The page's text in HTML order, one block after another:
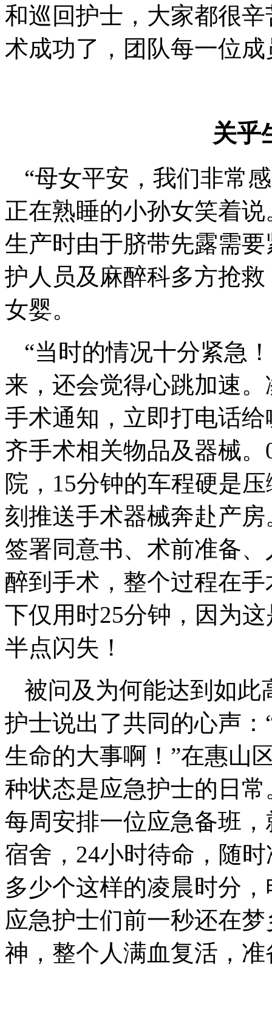
和巡回护士，大家都很
术成功了，团队每一位
关乎
“母女平安，我们非常
正在熟睡的小孙女笑着
生产时由于脐带先露需
护人员及麻醉科多方抢
女婴。
“当时的情况十分紧急
来，还会觉得心跳加速
手术通知，立即打电话
齐手术相关物品及器械
院，15分钟的车程硬是
刻推送手术器械奔赴产
签署同意书、术前准备
醉到手术，整个过程在
下仅用时25分钟，因为
半点闪失！
被问及为何能达到如此
护士说出了共同的心声
生命的大事啊！”在惠山
种状态是应急护士的日
每周安排一位应急备班
宿舍，24小时待命，随
多少个这样的凌晨时分
应急护士们前一秒还在
神，整个人满血复活，